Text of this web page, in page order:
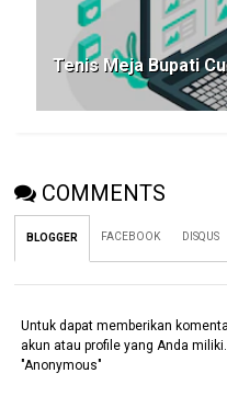
Tenis Meja Bupati
COMMENTS
BLOGGER FACEBOOK DISQUS
Untuk dapat memberikan
akun atau profile yang Anda
"Anonymous"